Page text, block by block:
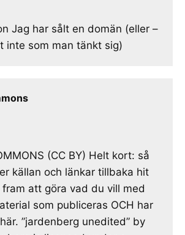
Jag har sålt en domän (eller –
inte som man tänkt sig)
(CC BY) Helt kort: så
källan och länkar tillbaka hit
att göra vad du vill med
som publiceras OCH har
”jardenberg unedited” by